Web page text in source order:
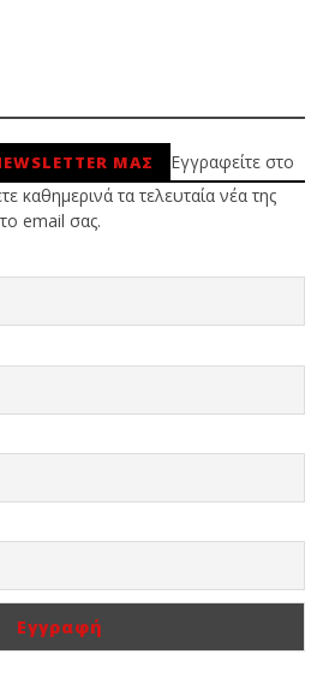
ΜΑΣ
Εγγραφείτε στο
καθημερινά τα τελευταία νέα της
email σας.